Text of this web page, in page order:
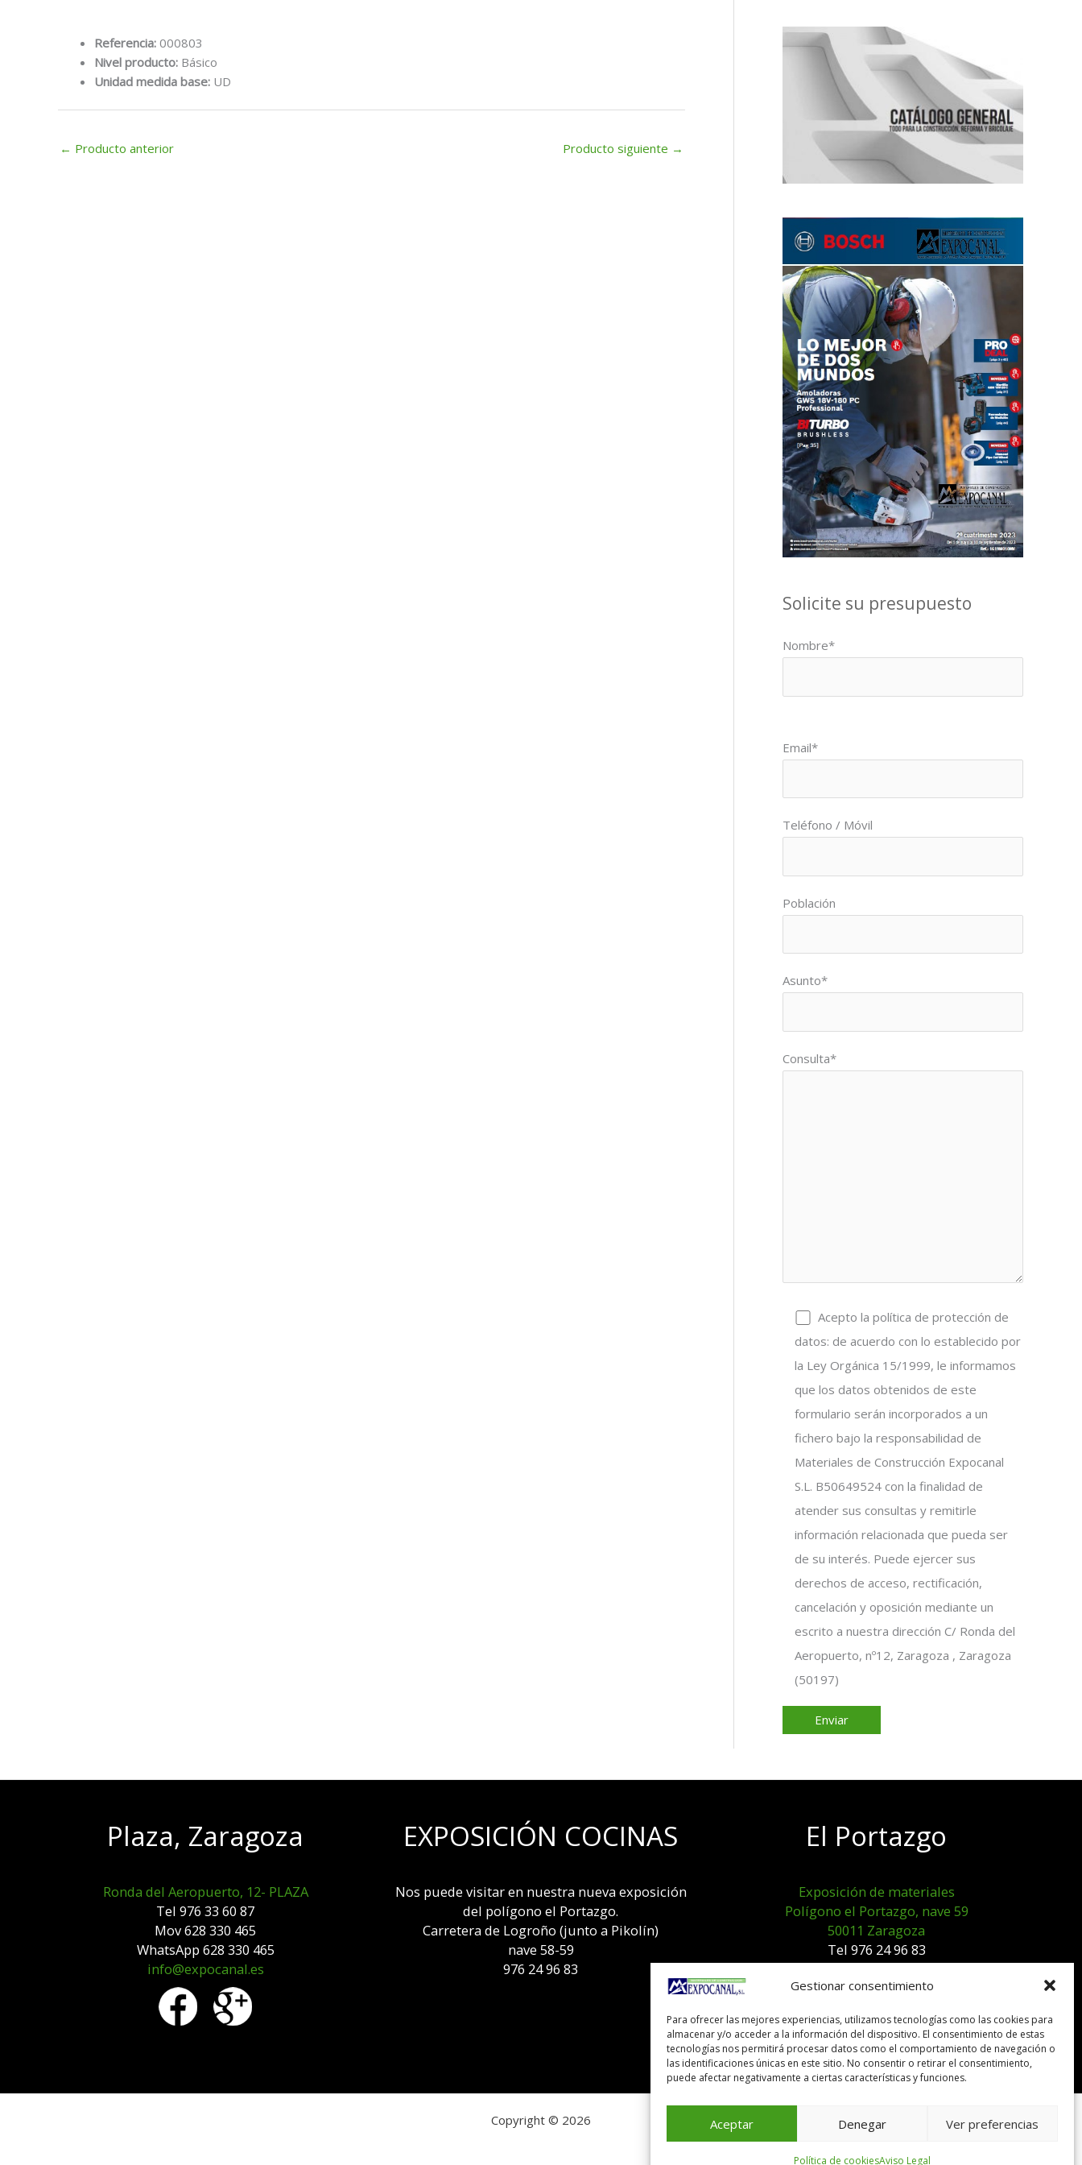
Gestionar consentimiento
Para ofrecer las mejores experiencias, utilizamos tecnologías como las cookies para
almacenar y/o acceder a la información del dispositivo. El consentimiento de estas
tecnologías nos permitirá procesar datos como el comportamiento de navegación o
las identificaciones únicas en este sitio. No consentir o retirar el consentimiento,
puede afectar negativamente a ciertas características y funciones.
Aceptar Denegar Ver preferencias
Política de cookiesAviso Legal
Referencia: 000803
Nivel producto: Básico
Unidad medida base: UD
← Producto anterior Producto siguiente →
Solicite su presupuesto
Nombre*
Email*
Teléfono / Móvil
Población
Asunto*
Consulta*
Acepto la política de protección de
datos: de acuerdo con lo establecido por
la Ley Orgánica 15/1999, le informamos
que los datos obtenidos de este
formulario serán incorporados a un
fichero bajo la responsabilidad de
Materiales de Construcción Expocanal
S.L. B50649524 con la finalidad de
atender sus consultas y remitirle
información relacionada que pueda ser
de su interés. Puede ejercer sus
derechos de acceso, rectificación,
cancelación y oposición mediante un
escrito a nuestra dirección C/ Ronda del
Aeropuerto, nº12, Zaragoza , Zaragoza
(50197)
Plaza, Zaragoza
Ronda del Aeropuerto, 12- PLAZA
Tel 976 33 60 87
Mov 628 330 465
WhatsApp 628 330 465
info@expocanal.es
EXPOSICIÓN COCINAS
Nos puede visitar en nuestra nueva exposición
del polígono el Portazgo.
Carretera de Logroño (junto a Pikolín)
nave 58-59
976 24 96 83
El Portazgo
Exposición de materiales
Polígono el Portazgo, nave 59
50011 Zaragoza
Tel 976 24 96 83
exposicion@expocanal.es
Aviso Legal
Política de cookies
Copyright © 2026